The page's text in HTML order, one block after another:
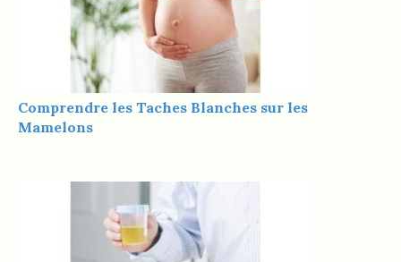
Comprendre les Taches Blanches sur les
Mamelons